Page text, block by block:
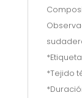
sudadera
*Tejido